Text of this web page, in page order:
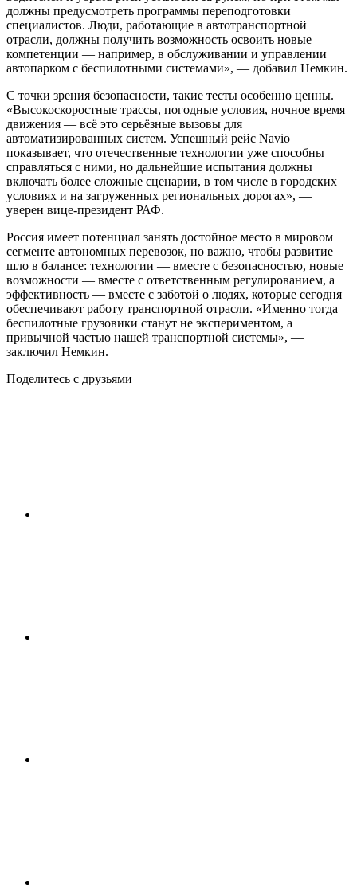
должны предусмотреть программы переподготовки
специалистов. Люди, работающие в автотранспортной
отрасли, должны получить возможность освоить новые
компетенции — например, в обслуживании и управлении
автопарком с беспилотными системами», — добавил Немкин.
С точки зрения безопасности, такие тесты особенно ценны.
«Высокоскоростные трассы, погодные условия, ночное время
движения — всё это серьёзные вызовы для
автоматизированных систем. Успешный рейс Navio
показывает, что отечественные технологии уже способны
справляться с ними, но дальнейшие испытания должны
включать более сложные сценарии, в том числе в городских
условиях и на загруженных региональных дорогах», —
уверен вице-президент РАФ.
Россия имеет потенциал занять достойное место в мировом
сегменте автономных перевозок, но важно, чтобы развитие
шло в балансе: технологии — вместе с безопасностью, новые
возможности — вместе с ответственным регулированием, а
эффективность — вместе с заботой о людях, которые сегодня
обеспечивают работу транспортной отрасли. «Именно тогда
беспилотные грузовики станут не экспериментом, а
привычной частью нашей транспортной системы», —
заключил Немкин.
Поделитесь с друзьями